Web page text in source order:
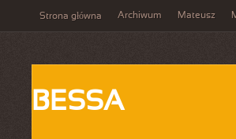
Strona główna Archiwum Mateusz
BESSA